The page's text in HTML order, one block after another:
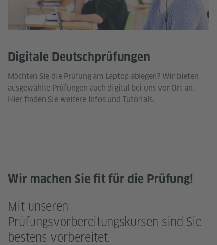
Digitale Deutschprüfungen
Möchten Sie die Prüfung am Laptop ablegen? Wir bieten
ausgewählte Prüfungen auch digital bei uns vor Ort an.
Hier finden Sie weitere Infos und Tutorials.
Wir machen Sie fit für die Prüfung!
Mit unseren
Prüfungsvorbereitungskursen sind Sie
bestens vorbereitet.